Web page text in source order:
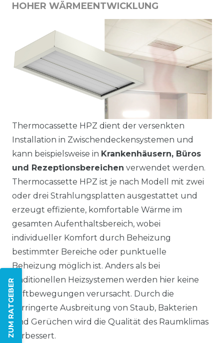
ZUM RATGEBER
HOHER WÄRMEENTWICKLUNG
Thermocassette HPZ dient der versenkten
Installation in Zwischendeckensystemen und
kann beispielsweise in Krankenhäusern, Büros
und Rezeptionsbereichen verwendet werden.
Thermocassette HPZ ist je nach Modell mit zwei
oder drei Strahlungsplatten ausgestattet und
erzeugt effiziente, komfortable Wärme im
gesamten Aufenthaltsbereich, wobei
individueller Komfort durch Beheizung
bestimmter Bereiche oder punktuelle
Beheizung möglich ist. Anders als bei
traditionellen Heizsystemen werden hier keine
Luftbewegungen verursacht. Durch die
verringerte Ausbreitung von Staub, Bakterien
und Gerüchen wird die Qualität des Raumklimas
verbessert.